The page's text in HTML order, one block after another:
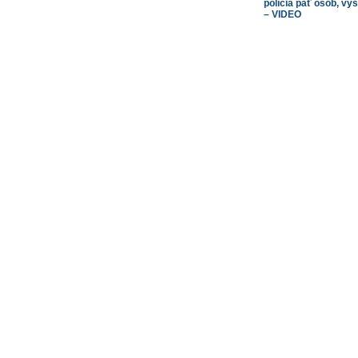
polícia päť osôb,
– VIDEO